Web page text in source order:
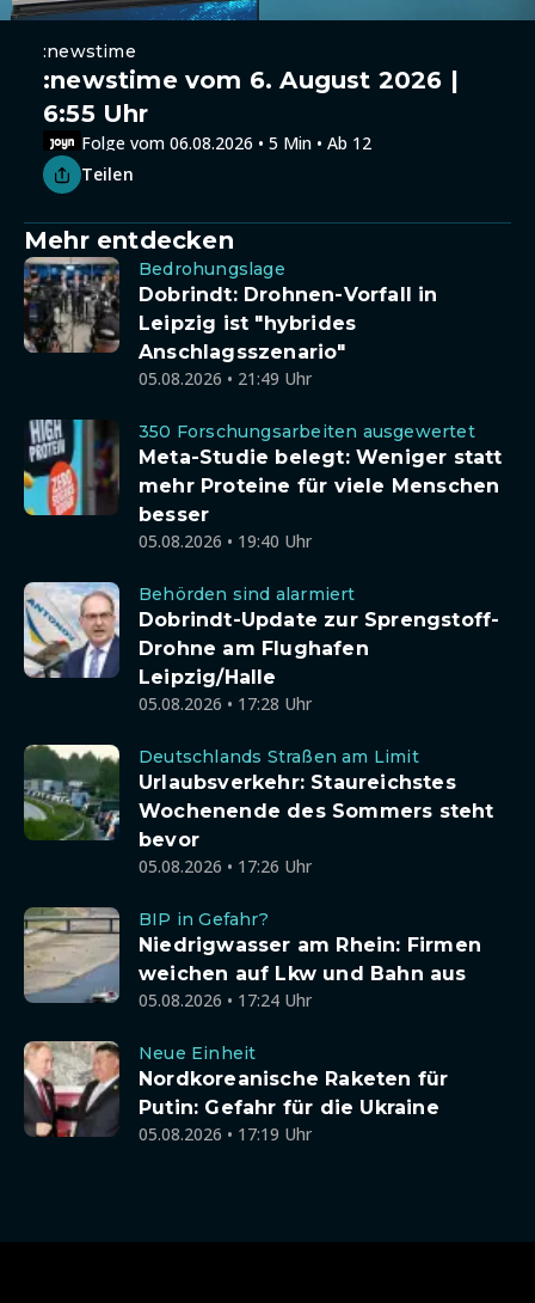
:newstime
:newstime vom 6. August 2026 |
6:55 Uhr
Folge vom 06.08.2026 • 5 Min • Ab 12
Teilen
Mehr entdecken
Bedrohungslage
Dobrindt: Drohnen-Vorfall in
Leipzig ist "hybrides
Anschlagsszenario"
05.08.2026 • 21:49 Uhr
350 Forschungsarbeiten ausgewertet
Meta-Studie belegt: Weniger statt
mehr Proteine für viele Menschen
besser
05.08.2026 • 19:40 Uhr
Behörden sind alarmiert
Dobrindt-Update zur Sprengstoff-
Drohne am Flughafen
Leipzig/Halle
05.08.2026 • 17:28 Uhr
Deutschlands Straßen am Limit
Urlaubsverkehr: Staureichstes
Wochenende des Sommers steht
bevor
05.08.2026 • 17:26 Uhr
BIP in Gefahr?
Niedrigwasser am Rhein: Firmen
weichen auf Lkw und Bahn aus
05.08.2026 • 17:24 Uhr
Neue Einheit
Nordkoreanische Raketen für
Putin: Gefahr für die Ukraine
05.08.2026 • 17:19 Uhr